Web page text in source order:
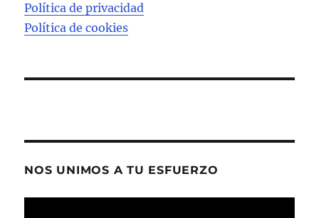
Política de privacidad
Política de cookies
NOS UNIMOS A TU ESFUERZO